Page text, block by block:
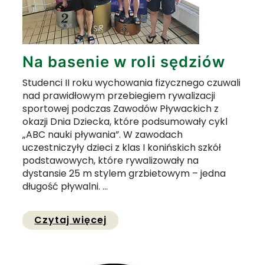
Na basenie w roli sędziów
Studenci II roku wychowania fizycznego czuwali
nad prawidłowym przebiegiem rywalizacji
sportowej podczas Zawodów Pływackich z
okazji Dnia Dziecka, które podsumowały cykl
„ABC nauki pływania”. W zawodach
uczestniczyły dzieci z klas I konińskich szkół
podstawowych, które rywalizowały na
dystansie 25 m stylem grzbietowym – jedna
długość pływalni. ...
Czytaj więcej Przejdź do pełnej